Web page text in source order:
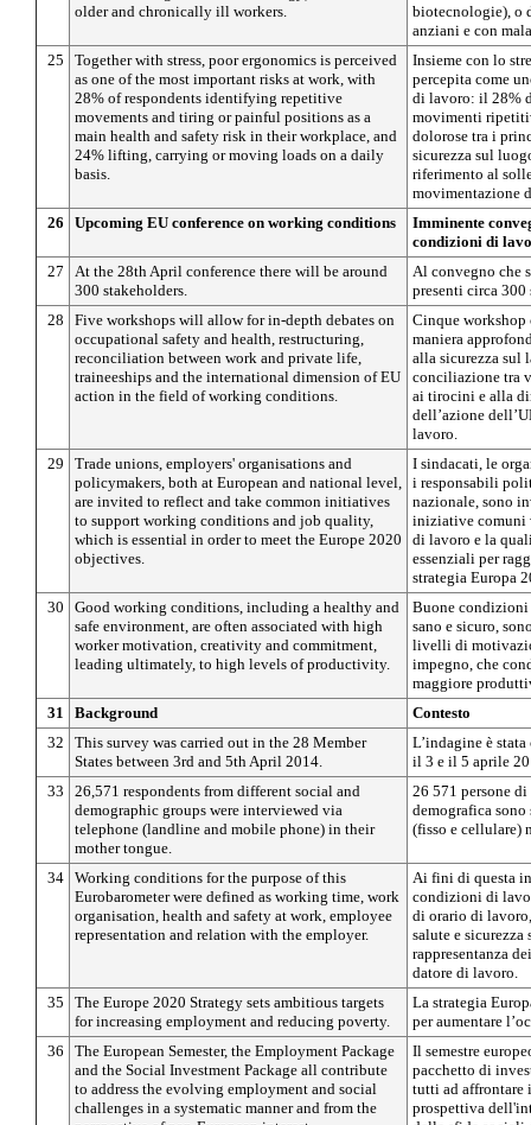
older and chronically ill workers.
biotecnologie), o
anziani e con
25
Together with stress, poor ergonomics is perceived
as one of the most important risks at work, with
28% of respondents identifying repetitive
movements and tiring or painful positions as a
main health and safety risk in their workplace, and
24% lifting, carrying or moving loads on a daily
basis.
Insieme con lo
percepita come
di lavoro: il 28%
movimenti
dolorose tra i
sicurezza sul
riferimento al
movimentazione
26
Upcoming EU conference on working conditions
Imminente
condizioni di
27
At the 28th April conference there will be around
300 stakeholders.
Al convegno che
presenti circa
28
Five workshops will allow for in-depth debates on
occupational safety and health, restructuring,
reconciliation between work and private life,
traineeships and the international dimension of EU
action in the field of working conditions.
Cinque workshop
maniera
alla sicurezza sul
conciliazione tra
ai tirocini e alla
dell’azione
lavoro.
29
Trade unions, employers' organisations and
policymakers, both at European and national level,
are invited to reflect and take common initiatives
to support working conditions and job quality,
which is essential in order to meet the Europe 2020
objectives.
I sindacati, le
i responsabili
nazionale, sono
iniziative comuni
di lavoro e la
essenziali per
strategia Europa
30
Good working conditions, including a healthy and
safe environment, are often associated with high
worker motivation, creativity and commitment,
leading ultimately, to high levels of productivity.
Buone
sano e sicuro,
livelli di
impegno, che
maggiore
31
Background
Contesto
32
This survey was carried out in the 28 Member
States between 3rd and 5th April 2014.
L’indagine è
il 3 e il 5 aprile
33
26,571 respondents from different social and
demographic groups were interviewed via
telephone (landline and mobile phone) in their
mother tongue.
26 571 persone
demografica
(fisso e cellulare)
34 Working conditions for the purpose of this
Eurobarometer were defined as working time, work
organisation, health and safety at work, employee
representation and relation with the employer.
Ai fini di questa
condizioni di
di orario di
salute e
rappresentanza
datore di lavoro.
35
The Europe 2020 Strategy sets ambitious targets
for increasing employment and reducing poverty.
La strategia
per aumentare
36
The European Semester, the Employment Package
and the Social Investment Package all contribute
to address the evolving employment and social
challenges in a systematic manner and from the
Il semestre
pacchetto di
tutti ad affrontare
prospettiva